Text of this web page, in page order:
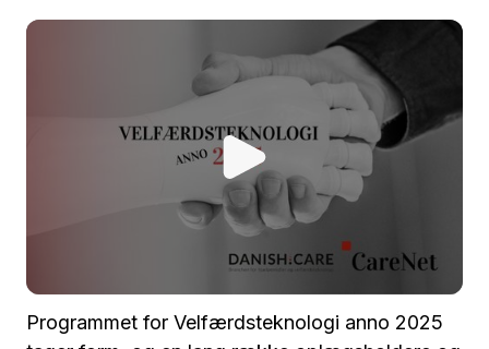
Programmet for Velfærdsteknologi anno 2025